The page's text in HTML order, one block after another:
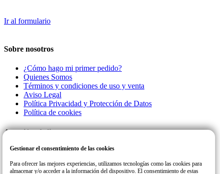
Ir al formulario
Sobre nosotros
¿Cómo hago mi primer pedido?
Quienes Somos
Términos y condiciones de uso y venta
Aviso Legal
Política Privacidad y Protección de Datos
Política de cookies
Atención al cliente
Llamanos a este número de teléfono para cualquier consulta o incidencia
Gestionar el consentimiento de las cookies
Para ofrecer las mejores experiencias, utilizamos tecnologías como las cookies para
almacenar y/o acceder a la información del dispositivo. El consentimiento de estas